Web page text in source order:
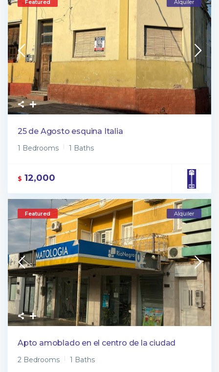
Featured Alquiler
25 de Agosto esquina Italia
1 Bedrooms 1 Baths
$ 12,000
Featured Alquiler
Apto amoblado en el centro de la ciudad
2 Bedrooms 1 Baths